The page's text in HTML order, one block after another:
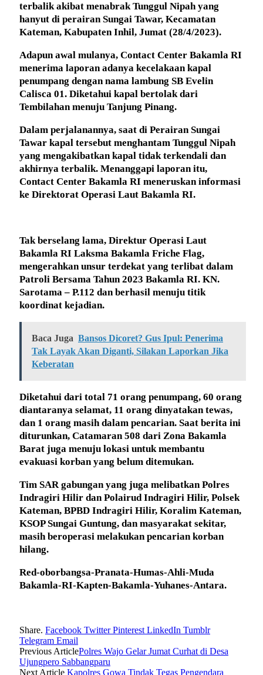
terbalik akibat menabrak Tunggul Nipah yang
hanyut di perairan Sungai Tawar, Kecamatan
Kateman, Kabupaten Inhil, Jumat (28/4/2023).
Adapun awal mulanya, Contact Center Bakamla RI
menerima laporan adanya kecelakaan kapal
penumpang dengan nama lambung SB Evelin
Calisca 01. Diketahui kapal bertolak dari
Tembilahan menuju Tanjung Pinang.
Dalam perjalanannya, saat di Perairan Sungai
Tawar kapal tersebut menghantam Tunggul Nipah
yang mengakibatkan kapal tidak terkendali dan
akhirnya terbalik. Menanggapi laporan itu,
Contact Center Bakamla RI meneruskan informasi
ke Direktorat Operasi Laut Bakamla RI.
Tak berselang lama, Direktur Operasi Laut
Bakamla RI Laksma Bakamla Friche Flag,
mengerahkan unsur terdekat yang terlibat dalam
Patroli Bersama Tahun 2023 Bakamla RI. KN.
Sarotama – P.112 dan berhasil menuju titik
koordinat kejadian.
Baca Juga Bansos Dicoret? Gus Ipul: Penerima
Tak Layak Akan Diganti, Silakan Laporkan Jika
Keberatan
Diketahui dari total 71 orang penumpang, 60 orang
diantaranya selamat, 11 orang dinyatakan tewas,
dan 1 orang masih dalam pencarian. Saat berita ini
diturunkan, Catamaran 508 dari Zona Bakamla
Barat juga menuju lokasi untuk membantu
evakuasi korban yang belum ditemukan.
Tim SAR gabungan yang juga melibatkan Polres
Indragiri Hilir dan Polairud Indragiri Hilir, Polsek
Kateman, BPBD Indragiri Hilir, Koralim Kateman,
KSOP Sungai Guntung, dan masyarakat sekitar,
masih beroperasi melakukan pencarian korban
hilang.
Red-oborbangsa-Pranata-Humas-Ahli-Muda
Bakamla-RI-Kapten-Bakamla-Yuhanes-Antara.
Share. Facebook Twitter Pinterest LinkedIn Tumblr
Telegram Email
Previous ArticlePolres Wajo Gelar Jumat Curhat di Desa
Ujungpero Sabbangparu
Next Article Kapolres Gowa Tindak Tegas Pengendara